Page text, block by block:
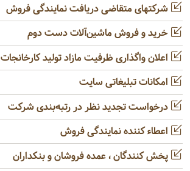
شرکتهای متقاضی دریافت نمایندگی فروش
خرید و فروش ماشین‌آلات دست دوم
اعلان واگذاری ظرفیت مازاد تولید کارخانجات
امکانات تبلیغاتی سایت
درخواست تجدید نظر در رتبه‌بندی شرکت
اعطاء کننده نمایندگی فروش
پخش کنندگان ، عمده فروشان و بنکداران